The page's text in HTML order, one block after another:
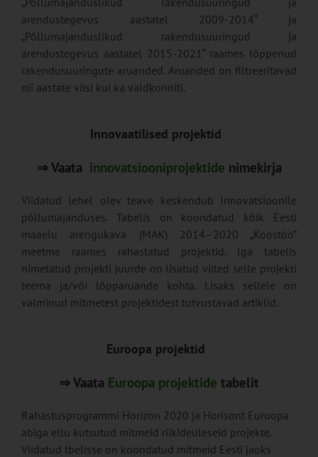
arendustegevus aastatel 2009-2014“ ja
„Põllumajanduslikud rakendusuuringud ja
arendustegevus aastatel 2015-2021“ raames lõppenud
rakendusuuringute aruanded. Aruanded on filtreeritavad
nii aastate viisi kui ka valdkonniti.
Innovaatilised projektid
⇒ Vaata innovatsiooniprojektide nimekirja
Viidatud lehel olev teave keskendub Innovatsioonile
põllumajanduses. Tabelis on koondatud kõik Eesti
maaelu arengukava (MAK) 2014–2020 „Koostöö”
meetme raames rahastatud projektid. Iga tabelis
nimetatud projekti juurde on lisatud viited selle projekti
teema ja/või lõpparuande kohta. Lisaks sellele on
valminud mitmetest projektidest tutvustavad artiklid.
Euroopa projektid
⇒ Vaata Euroopa projektide tabelit
Rahastusprogrammi Horizon 2020 ja Horisont Euroopa
abiga ellu kutsutud mitmeid riikideüleseid projekte.
Viidatud tbelisse on koondatud mitmeid Eesti jaoks